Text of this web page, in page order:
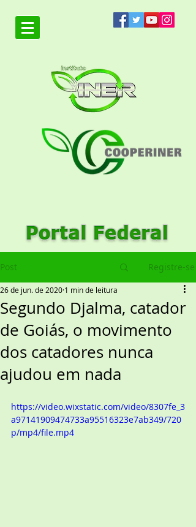
Post Registre-se
Segundo Djalma, catador
de Goiás, o movimento
dos catadores nunca
ajudou em nada
26 de jun. de 2020 1 min de leitura
https://video.wixstatic.com/video/8307fe_3
a97141909474733a95516323e7ab349/720
p/mp4/file.mp4